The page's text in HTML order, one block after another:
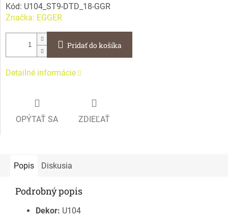
Kód: U104_ST9-DTD_18-GGR
Značka: EGGER
Pridať do košíka
Detailné informácie
OPÝTAŤ SA ZDIEĽAŤ
Popis Diskusia
Podrobný popis
Dekor: U104